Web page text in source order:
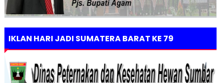
IKLAN HARI JADI SUMATERA BARAT KE 79